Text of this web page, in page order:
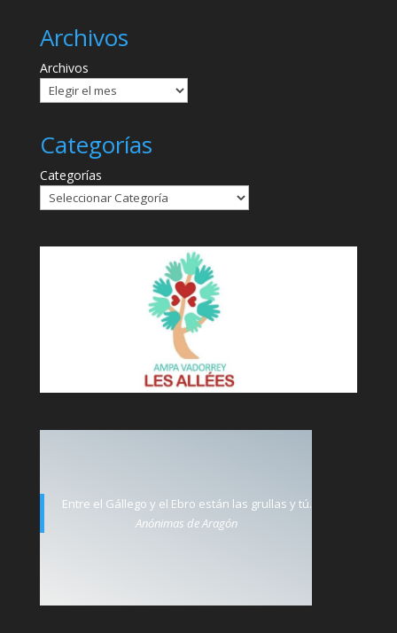
Archivos
Archivos
Categorías
Categorías
Entre el Gállego y el Ebro están las grullas y tú.
Anónimas de Aragón